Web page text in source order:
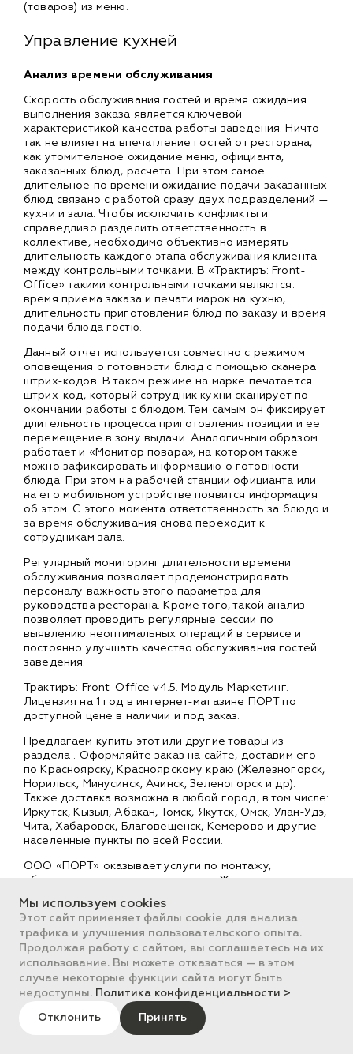
(товаров) из меню.
Управление кухней
Анализ времени обслуживания
Скорость обслуживания гостей и время ожидания
выполнения заказа является ключевой
характеристикой качества работы заведения. Ничто
так не влияет на впечатление гостей от ресторана,
как утомительное ожидание меню, официанта,
заказанных блюд, расчета. При этом самое
длительное по времени ожидание подачи заказанных
блюд связано с работой сразу двух подразделений —
кухни и зала. Чтобы исключить конфликты и
справедливо разделить ответственность в
коллективе, необходимо объективно измерять
длительность каждого этапа обслуживания клиента
между контрольными точками. В «Трактиръ: Front-
Office» такими контрольными точками являются:
время приема заказа и печати марок на кухню,
длительность приготовления блюд по заказу и время
подачи блюда гостю.
Данный отчет используется совместно с режимом
оповещения о готовности блюд с помощью сканера
штрих-кодов. В таком режиме на марке печатается
штрих-код, который сотрудник кухни сканирует по
окончании работы с блюдом. Тем самым он фиксирует
длительность процесса приготовления позиции и ее
перемещение в зону выдачи. Аналогичным образом
работает и «Монитор повара», на котором также
можно зафиксировать информацию о готовности
блюда. При этом на рабочей станции официанта или
на его мобильном устройстве появится информация
об этом. С этого момента ответственность за блюдо и
за время обслуживания снова переходит к
сотрудникам зала.
Регулярный мониторинг длительности времени
обслуживания позволяет продемонстрировать
персоналу важность этого параметра для
руководства ресторана. Кроме того, такой анализ
позволяет проводить регулярные сессии по
выявлению неоптимальных операций в сервисе и
постоянно улучшать качество обслуживания гостей
заведения.
Трактиръ: Front-Office v4.5. Модуль Маркетинг.
Лицензия на 1 год в интернет-магазине ПОРТ по
доступной цене в наличии и под заказ.
Предлагаем купить этот или другие товары из
раздела . Оформляйте заказ на сайте, доставим его
по Красноярску, Красноярскому краю (Железногорск,
Норильск, Минусинск, Ачинск, Зеленогорск и др).
Также доставка возможна в любой город, в том числе:
Иркутск, Кызыл, Абакан, Томск, Якутск, Омск, Улан-Удэ,
Чита, Хабаровск, Благовещенск, Кемерово и другие
населенные пункты по всей России.
ООО «ПОРТ» оказывает услуги по монтажу,
обслуживанию и ремонту техники. Ждем вас в
ул. Крылова, д. 1 , ул. Молокова, д. 68 и ул. Копылова,
д.17. Специалисты компании помогут подобрать
необходимое оборудование и установить его на
вашем предприятии.
Другие товары раздела
Мы используем cookies
Этот сайт применяет файлы cookie для анализа
трафика и улучшения пользовательского опыта.
Продолжая работу с сайтом, вы соглашаетесь на их
использование. Вы можете отказаться — в этом
случае некоторые функции сайта могут быть
недоступны. Политика конфиденциальности >
Отклонить Принять